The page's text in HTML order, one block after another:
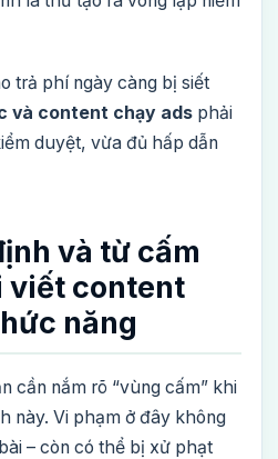
trả phí ngày càng bị siết
và content chạy ads phải
duyệt, vừa đủ hấp dẫn
và từ cấm
viết content
năng
cần nắm rõ “vùng cấm” khi
này. Vi phạm ở đây không
– còn có thể bị xử phạt